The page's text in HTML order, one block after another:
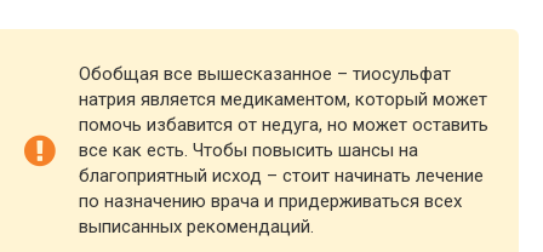
Обобщая все вышесказанное – тиосульфат
натрия является медикаментом, который может
помочь избавится от недуга, но может оставить
все как есть. Чтобы повысить шансы на
благоприятный исход – стоит начинать лечение
по назначению врача и придерживаться всех
выписанных рекомендаций.